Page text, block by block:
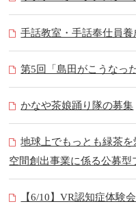
手話教室・手話奉仕員養
第5回「島田がこうなっ
かなや茶娘踊り隊の募集
地球上でもっとも緑茶
空間創出事業に係る公募型
【6/10】VR認知症体験